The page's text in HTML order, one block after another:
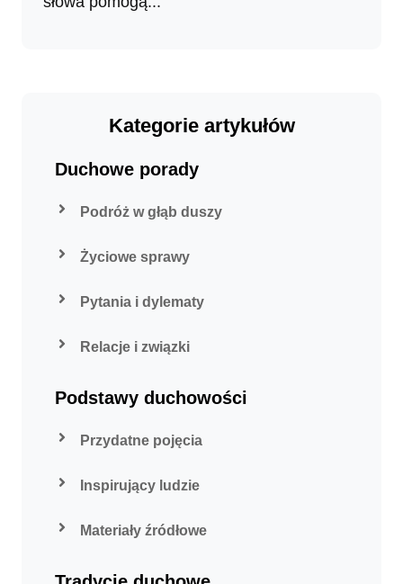
Kategorie artykułów
Duchowe porady
Podróż w głąb duszy
Życiowe sprawy
Pytania i dylematy
Relacje i związki
Podstawy duchowości
Przydatne pojęcia
Inspirujący ludzie
Materiały źródłowe